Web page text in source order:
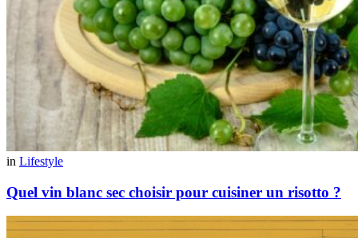
in Lifestyle
Quel vin blanc sec choisir pour cuisiner un risotto ?